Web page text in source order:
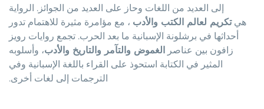
إلى العديد من اللغات وحاز على العديد من الجوائز. الرواية
هي تكريم لعالم الكتب والأدب، مع مؤامرة مثيرة للاهتمام تدور
أحداثها في برشلونة الإسبانية ما بعد الحرب. تجمع روايات رويز
زافون بين عناصر الغموض والتآمر والتاريخ والأدب، وأسلوبه
المثير في الكتابة استحوذ على القراء باللغة الإسبانية وفي
الترجمات إلى لغات أخرى.